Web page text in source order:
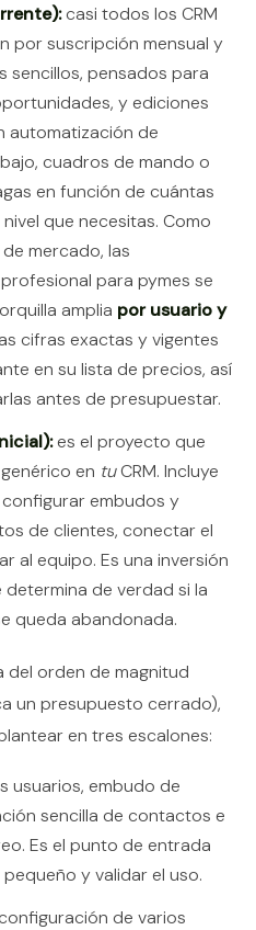
casi todos los CRM
por suscripción mensual y
sencillos, pensados para
y ediciones
automatización de
cuadros de mando o
en función de cuántas
que necesitas. Como
de mercado, las
para pymes se
amplia por usuario y
cifras exactas y vigentes
en su lista de precios, así
antes de presupuestar.
es el proyecto que
en tuCRM. Incluye
embudos y
de clientes, conectar el
al equipo. Es una inversión
de verdad si la
queda abandonada.
del orden de magnitud
un presupuesto cerrado),
en tres escalones:
usuarios, embudo de
sencilla de contactos e
Es el punto de entrada
y validar el uso.
de varios